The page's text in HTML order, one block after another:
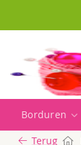
Borduren
Terug